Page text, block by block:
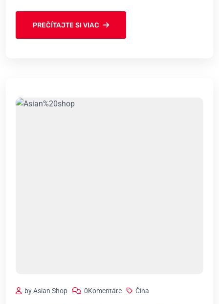
PREČÍTAJTE SI VIAC
by Asian Shop 0Komentáre Čína